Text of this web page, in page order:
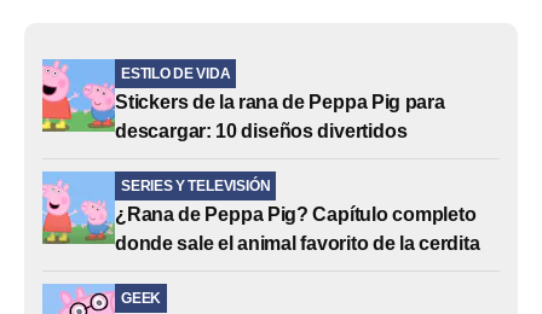
ESTILO DE VIDA
Stickers de la rana de Peppa Pig para
descargar: 10 diseños divertidos
SERIES Y TELEVISIÓN
¿Rana de Peppa Pig? Capítulo completo
donde sale el animal favorito de la cerdita
GEEK